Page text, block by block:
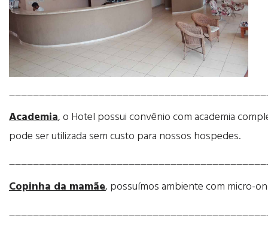
Academia, o Hotel possui convênio com academia
pode ser utilizada sem custo para nossos hospedes.
Copinha da mamãe, possuímos ambiente com micro-